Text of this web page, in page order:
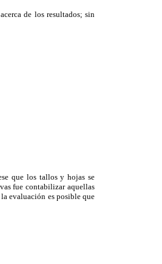
de los resultados; sin
que los tallos y hojas se
fue contabilizar aquellas
evaluación es posible que